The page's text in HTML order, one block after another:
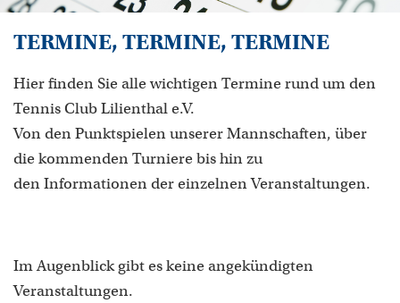
TERMINE, TERMINE, TERMINE
Hier finden Sie alle wichtigen Termine rund um den
Tennis Club Lilienthal e.V.
Von den Punktspielen unserer Mannschaften, über
die kommenden Turniere bis hin zu
den Informationen der einzelnen Veranstaltungen.
Im Augenblick gibt es keine angekündigten
Veranstaltungen.